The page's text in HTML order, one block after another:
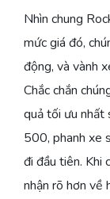
Nhìn chung
mức giá đó,
động, và vành
Chắc chắn
quả tối ưu nhất
500, phanh xe
đi đầu tiên. Khi
nhận rõ hơn về